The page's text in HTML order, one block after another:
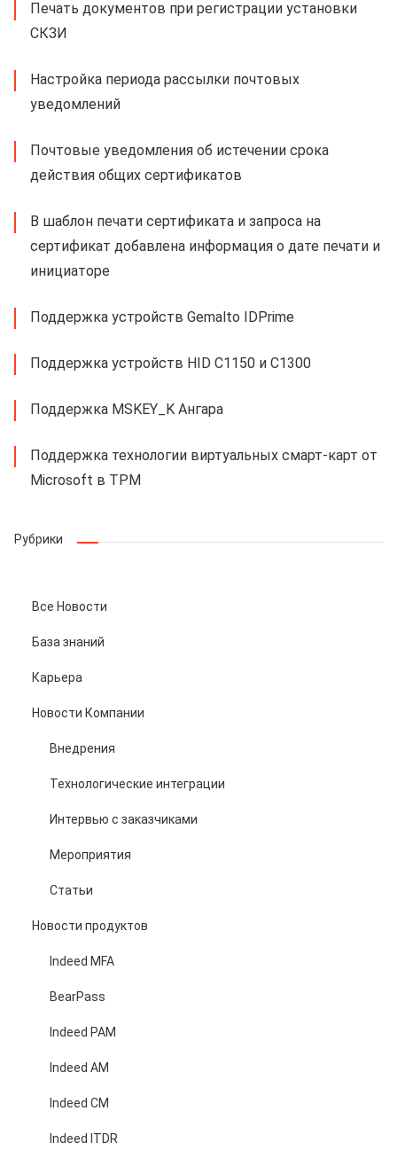
Печать документов при регистрации установки
СКЗИ
Настройка периода рассылки почтовых
уведомлений
Почтовые уведомления об истечении срока
действия общих сертификатов
В шаблон печати сертификата и запроса на
сертификат добавлена информация о дате печати и
инициаторе
Поддержка устройств Gemalto IDPrime
Поддержка устройств HID C1150 и C1300
Поддержка MSKEY_K Ангара
Поддержка технологии виртуальных смарт-карт от
Microsoft в TPM
Рубрики
Все Новости
База знаний
Карьера
Новости Компании
Внедрения
Технологические интеграции
Интервью с заказчиками
Мероприятия
Статьи
Новости продуктов
Indeed MFA
BearPass
Indeed PAM
Indeed AM
Indeed CM
Indeed ITDR